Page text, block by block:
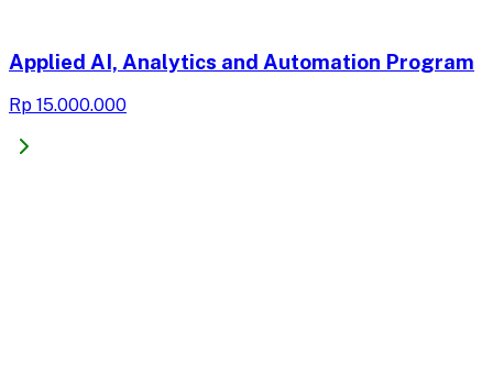
Applied AI, Analytics and Automation Program
Rp 15.000.000